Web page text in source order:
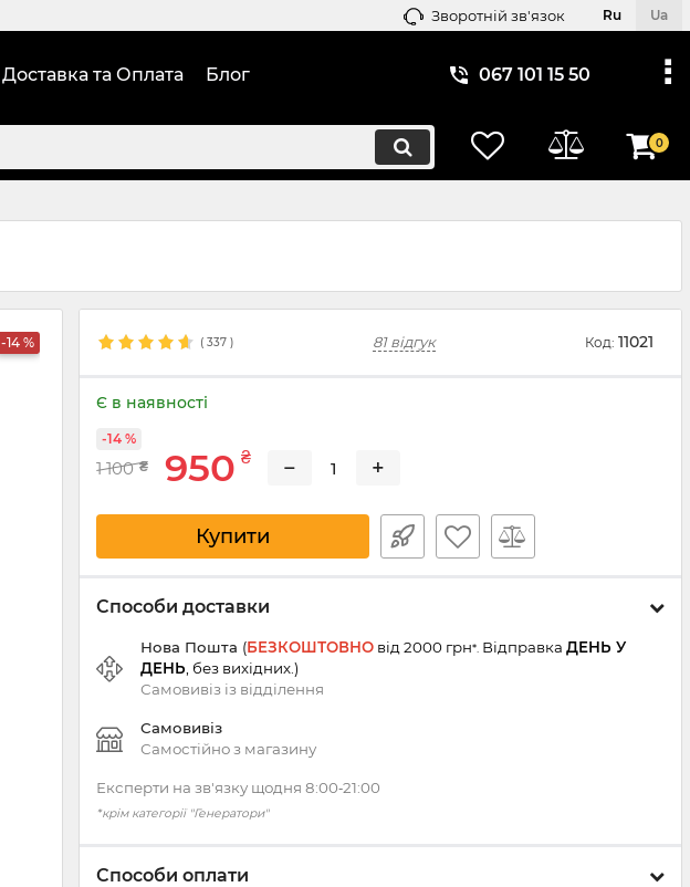
Зворотній зв'язок Ru Ua
Доставка та Оплата Блог 067 101 15 50
0
-14 % ( 337 ) 81 відгук Код: 11021
Є в наявності
1 100 ₴ 950 ₴
-14 %
− +
Купити
Способи доставки
Нова Пошта (БЕЗКОШТОВНО від 2000 грн*. Відправка ДЕНЬ У
ДЕНЬ , без вихідних.)
Самовивіз із відділення
Самовивіз
Самостійно з магазину
Експерти на зв'язку щодня 8:00‑21:00
*крім категорії "Генератори"
Способи оплати